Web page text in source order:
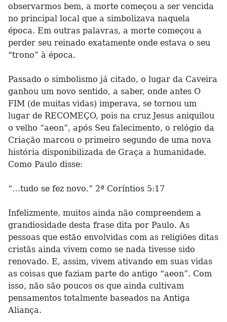
observarmos bem, a morte começou a ser vencida
no principal local que a simbolizava naquela
época. Em outras palavras, a morte começou a
perder seu reinado exatamente onde estava o seu
“trono” à época.
Passado o simbolismo já citado, o lugar da Caveira
ganhou um novo sentido, a saber, onde antes O
FIM (de muitas vidas) imperava, se tornou um
lugar de RECOMEÇO, pois na cruz Jesus aniquilou
o velho “aeon”, após Seu falecimento, o relógio da
Criação marcou o primeiro segundo de uma nova
história disponibilizada de Graça a humanidade.
Como Paulo disse:
“…tudo se fez novo.” 2ª Coríntios 5:17
Infelizmente, muitos ainda não compreendem a
grandiosidade desta frase dita por Paulo. As
pessoas que estão envolvidas com as religiões ditas
cristãs ainda vivem como se nada tivesse sido
renovado. E, assim, vivem ativando em suas vidas
as coisas que faziam parte do antigo “aeon”. Com
isso, não são poucos os que ainda cultivam
pensamentos totalmente baseados na Antiga
Aliança.